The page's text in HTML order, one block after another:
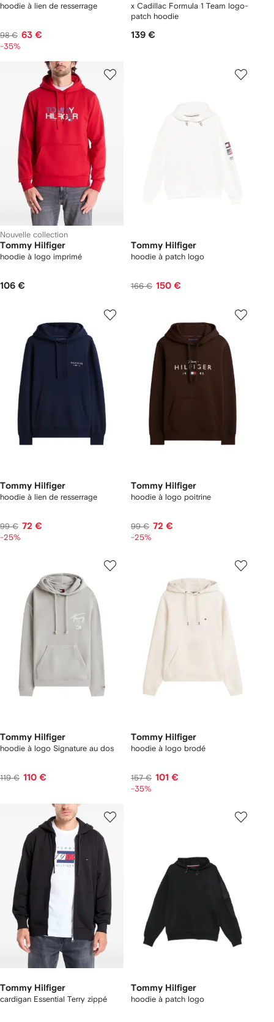
hoodie à lien de resserrage
98 € 63 €
-35%
x Cadillac Formula 1 Team logo-
patch hoodie
139 €
Nouvelle collection
Tommy Hilfiger
hoodie à logo imprimé
106 €
Tommy Hilfiger
hoodie à patch logo
166 € 150 €
Tommy Hilfiger
hoodie à lien de resserrage
99 € 72 €
-25%
Tommy Hilfiger
hoodie à logo poitrine
99 € 72 €
-25%
Tommy Hilfiger
hoodie à logo Signature au dos
119 € 110 €
Tommy Hilfiger
hoodie à logo brodé
157 € 101 €
-35%
Tommy Hilfiger
cardigan Essential Terry zippé
Tommy Hilfiger
hoodie à patch logo